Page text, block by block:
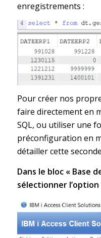
enregistrements :
Pour créer nos
faire directement en
SQL, ou utiliser une
préconfiguration en
détailler cette
Dans le bloc « Base
sélectionner l’option